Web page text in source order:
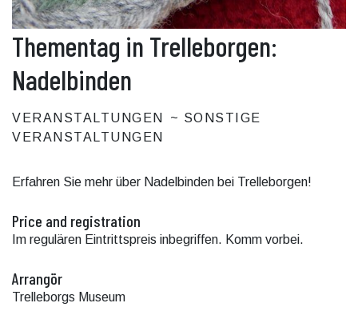
Thementag in Trelleborgen:
Nadelbinden
VERANSTALTUNGEN
SONSTIGE
VERANSTALTUNGEN
Erfahren Sie mehr über Nadelbinden bei Trelleborgen!
Price and registration
Im regulären Eintrittspreis inbegriffen. Komm vorbei.
Arrangör
Trelleborgs Museum